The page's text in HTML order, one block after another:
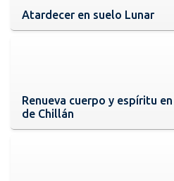
Atardecer en suelo Lunar
Renueva cuerpo y espíritu
de Chillán